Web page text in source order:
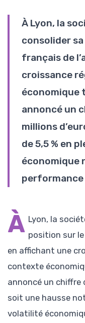
À Lyon, la
consolider
français de
croissance
économique
annoncé un
millions
de 5,5 % en
économique
À Lyon, la
position sur
en affichant une
contexte
annoncé un chiffre
soit une hausse
volatilité